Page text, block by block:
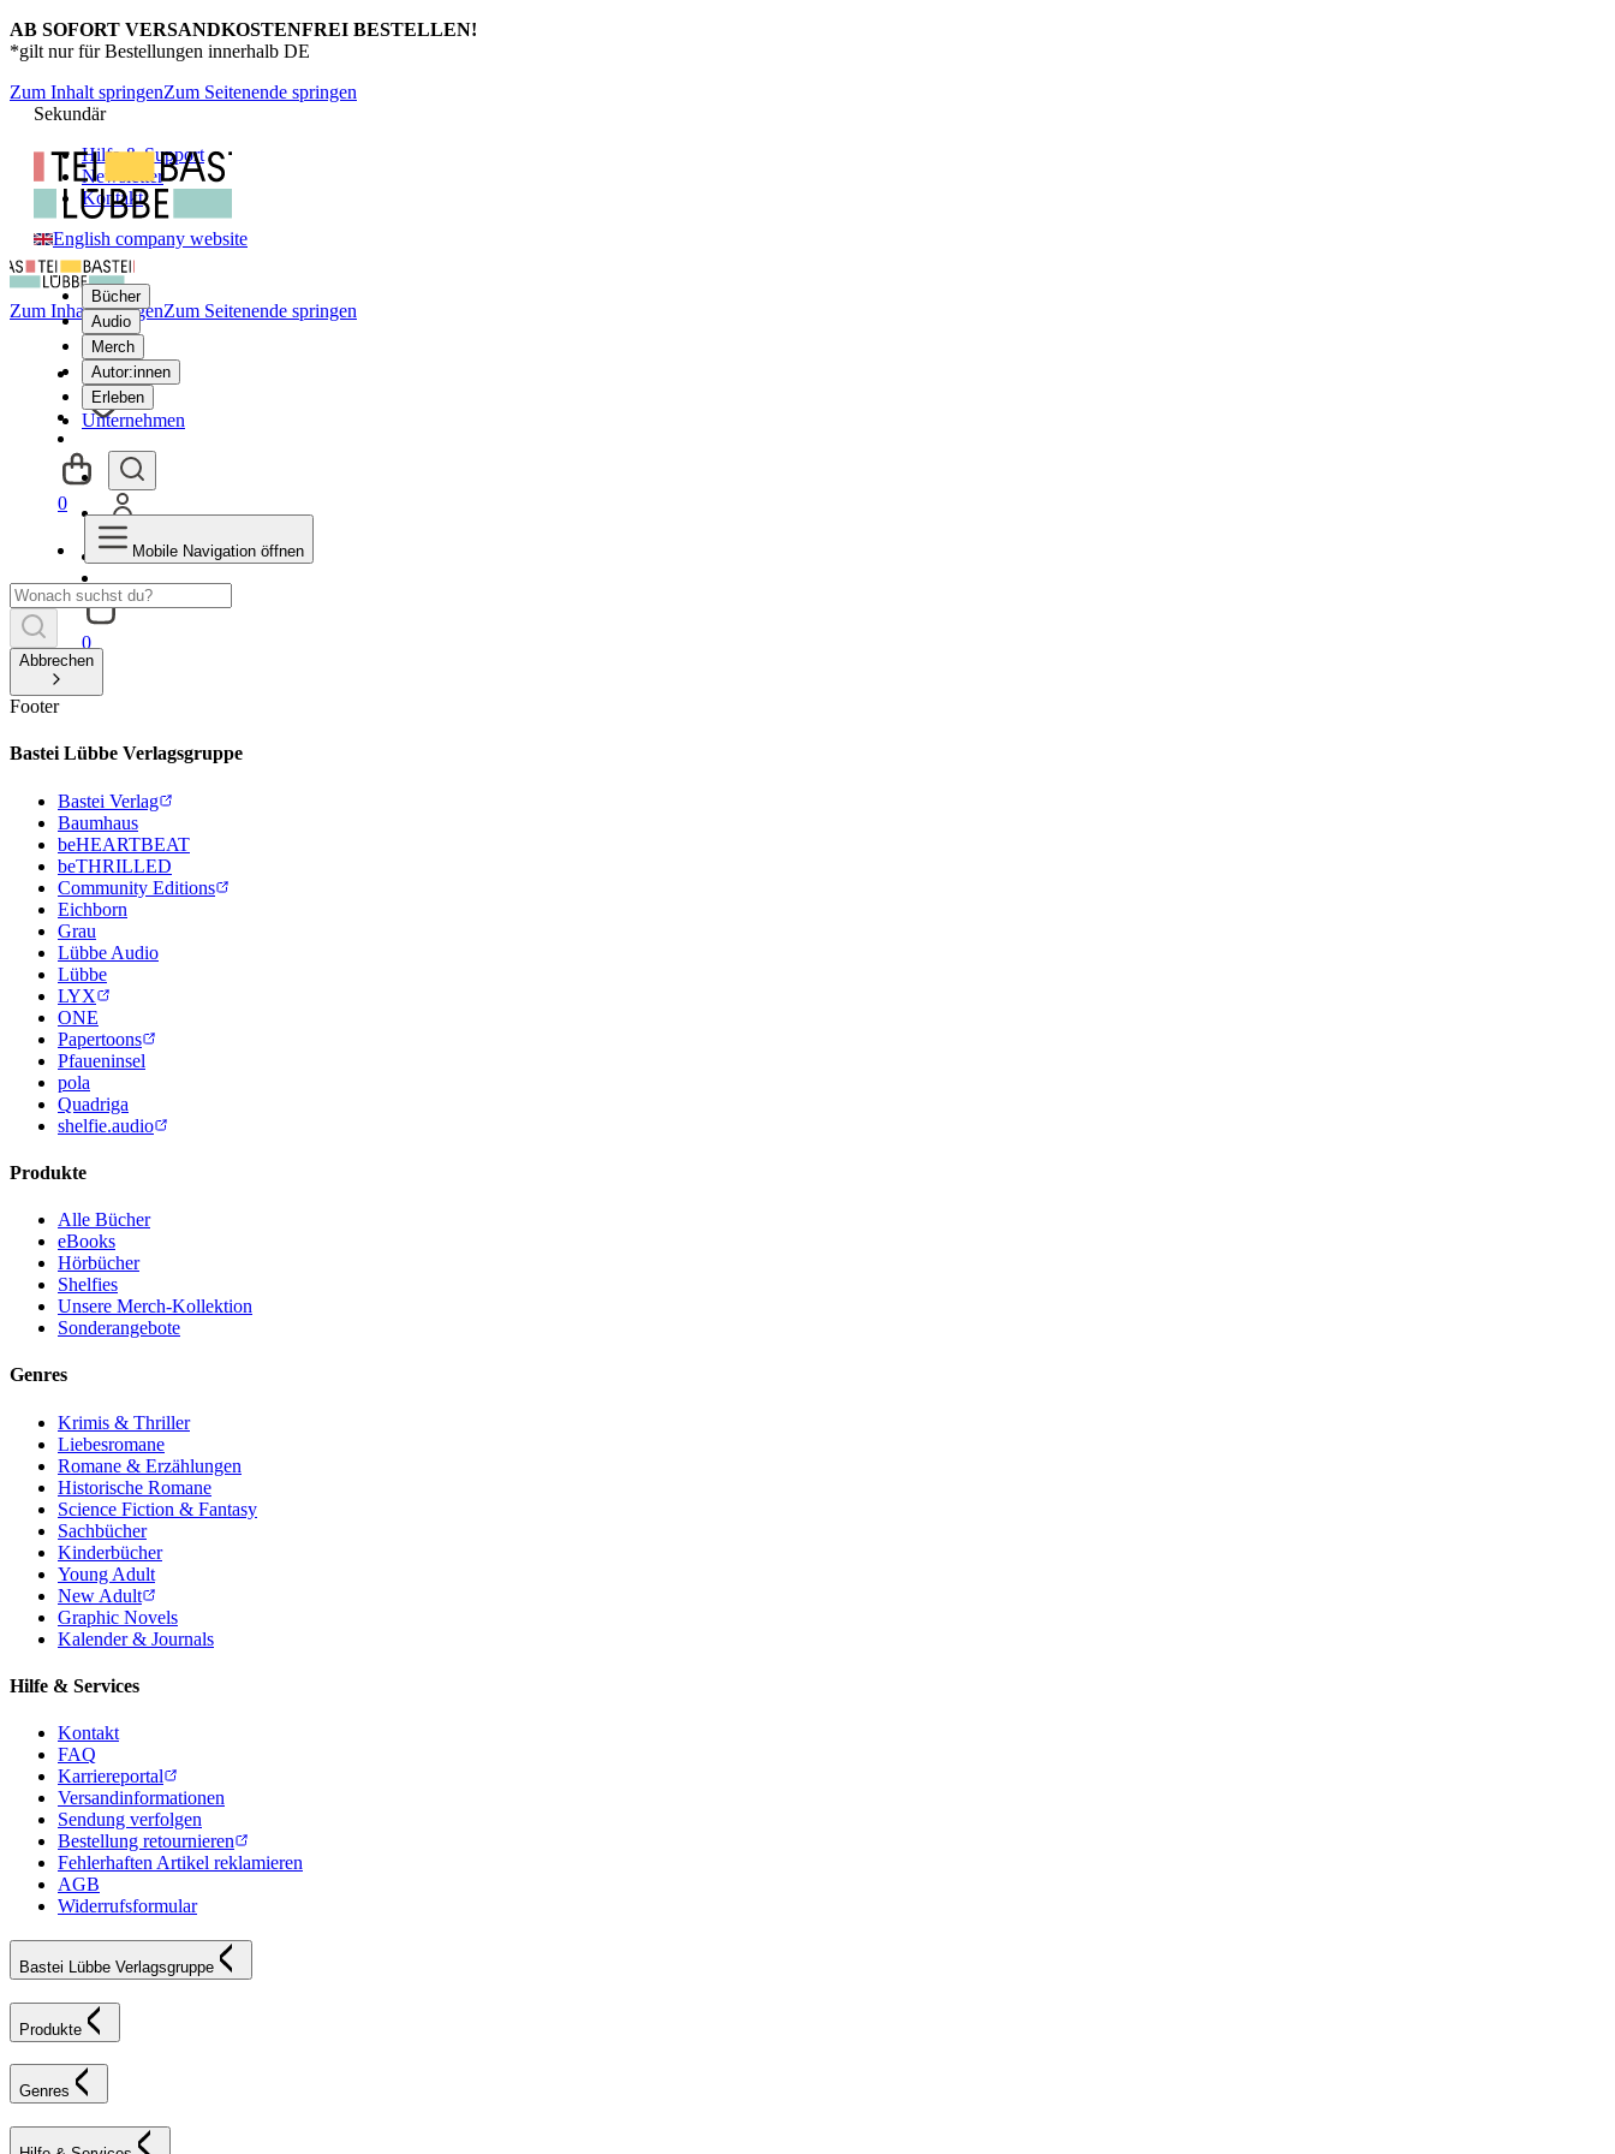
AB SOFORT VERSANDKOSTENFREI BESTELLEN!
*gilt nur für Bestellungen innerhalb DE
Zum Inhalt springenZum Seitenende springen
Sekundär
Hilfe & Support
Newsletter
Kontakt
English company website
Bücher
Audio
Merch
Autor:innen
Erleben
Unternehmen
0
Zum Inhalt springenZum Seitenende springen
0
Mobile Navigation öffnen
Abbrechen
Footer
Bastei Lübbe Verlagsgruppe
Bastei Verlag
Baumhaus
beHEARTBEAT
beTHRILLED
Community Editions
Eichborn
Grau
Lübbe Audio
Lübbe
LYX
ONE
Papertoons
Pfaueninsel
pola
Quadriga
shelfie.audio
Produkte
Alle Bücher
eBooks
Hörbücher
Shelfies
Unsere Merch-Kollektion
Sonderangebote
Genres
Krimis & Thriller
Liebesromane
Romane & Erzählungen
Historische Romane
Science Fiction & Fantasy
Sachbücher
Kinderbücher
Young Adult
New Adult
Graphic Novels
Kalender & Journals
Hilfe & Services
Kontakt
FAQ
Karriereportal
Versandinformationen
Sendung verfolgen
Bestellung retournieren
Fehlerhaften Artikel reklamieren
AGB
Widerrufsformular
Bastei Lübbe Verlagsgruppe
Produkte
Genres